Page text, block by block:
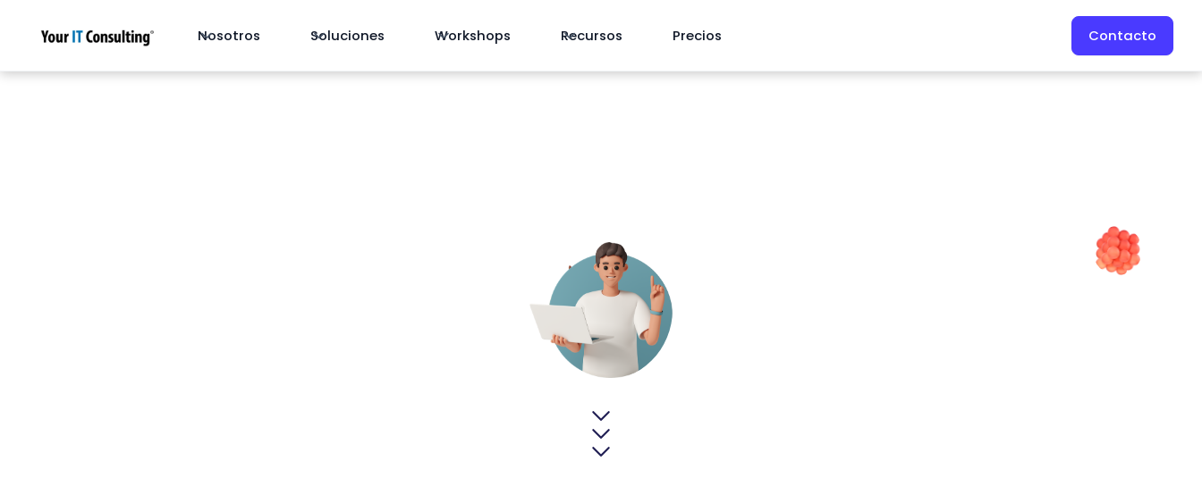
Nosotros Soluciones Workshops Recursos Precios Contacto